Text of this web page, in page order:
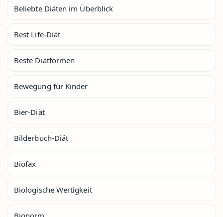
Beliebte Diäten im Überblick
Best Life-Diät
Beste Diätformen
Bewegung für Kinder
Bier-Diät
Bilderbuch-Diät
Biofax
Biologische Wertigkeit